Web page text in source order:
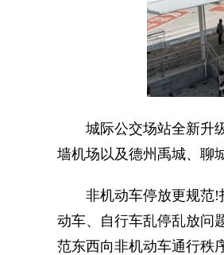
城际公交场站全新升级!
墙机场以及德州禹城、聊
非机动车停放更规范!打
动车、自行车乱停乱放问
范东西向非机动车通行秩